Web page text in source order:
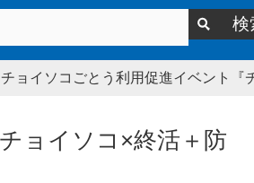
ョイソコごとう利用促進イベント『
ョイソコ×終活＋防